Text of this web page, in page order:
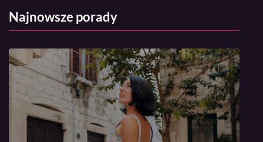
Najnowsze porady